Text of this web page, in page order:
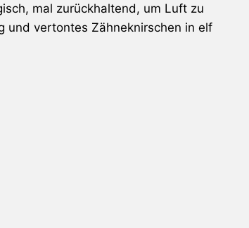
mal zurückhaltend, um Luft zu
und vertontes Zähneknirschen in elf